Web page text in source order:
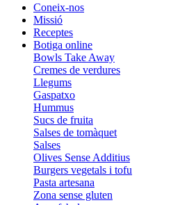
Coneix-nos
Missió
Receptes
Botiga online
Bowls Take Away
Cremes de verdures
Llegums
Gaspatxo
Hummus
Sucs de fruita
Salses de tomàquet
Salses
Olives Sense Additius
Burgers vegetals i tofu
Pasta artesana
Zona sense gluten